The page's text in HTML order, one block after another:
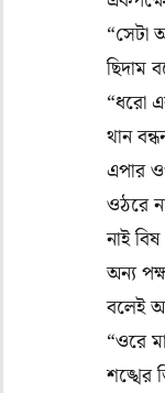
“সেটা
ছিদাম
“ধরো
থান
এপার
ওঠরে
নাই
অন্য
বলেই
“ওরে
শঙ্খের